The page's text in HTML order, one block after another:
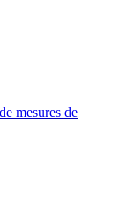
mesures de